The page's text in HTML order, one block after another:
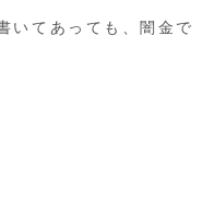
いてあっても、闇金で